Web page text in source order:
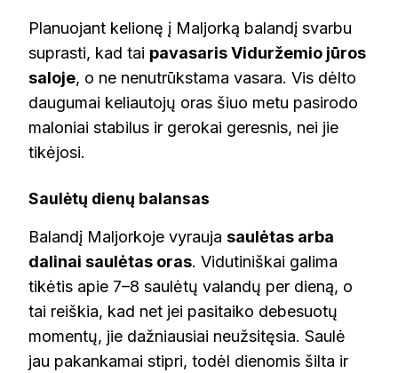
Planuojant kelionę į Maljorką balandį svarbu
suprasti, kad tai pavasaris Viduržemio jūros
saloje, o ne nenutrūkstama vasara. Vis dėlto
daugumai keliautojų oras šiuo metu pasirodo
maloniai stabilus ir gerokai geresnis, nei jie
tikėjosi.
Saulėtų dienų balansas
Balandį Maljorkoje vyrauja saulėtas arba
dalinai saulėtas oras. Vidutiniškai galima
tikėtis apie 7–8 saulėtų valandų per dieną, o
tai reiškia, kad net jei pasitaiko debesuotų
momentų, jie dažniausiai neužsitęsia. Saulė
jau pakankamai stipri, todėl dienomis šilta ir